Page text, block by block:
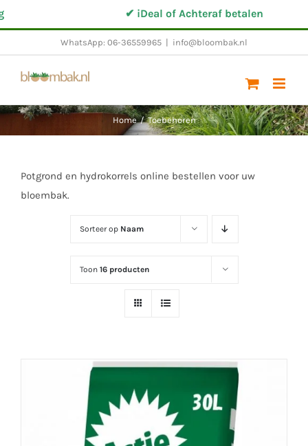
Ga
naar
✔ iDeal of Achteraf betalen
WhatsApp: 06-36559965 info@bloombak.nl
Home / Toebehoren
Potgrond en hydrokorrels online bestellen voor uw
bloembak.
Sorteer op Naam
Toon 16 producten